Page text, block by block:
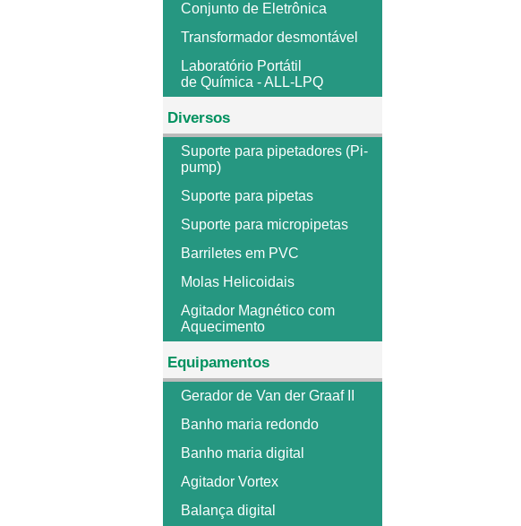
Conjunto de Eletrônica
Transformador desmontável
Laboratório Portátil
de Química - ALL-LPQ
Diversos
Suporte para pipetadores (Pi-
pump)
Suporte para pipetas
Suporte para micropipetas
Barriletes em PVC
Molas Helicoidais
Agitador Magnético com
Aquecimento
Equipamentos
Gerador de Van der Graaf II
Banho maria redondo
Banho maria digital
Agitador Vortex
Balança digital